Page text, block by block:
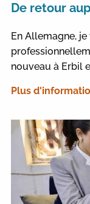
De retour
En Allemagne,
nouveau à Erbil
Plus